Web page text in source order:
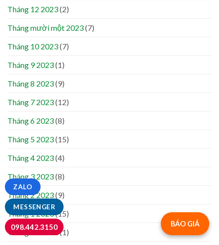
Tháng 12 2023(2)
Tháng mười một 2023(7)
Tháng 10 2023(7)
Tháng 9 2023(1)
Tháng 8 2023(9)
Tháng 7 2023(12)
Tháng 6 2023(8)
Tháng 5 2023(15)
Tháng 4 2023(4)
Tháng 3 2023(8)
Tháng 2 2023(9)
Tháng 1 2023(15)
Tháng 12 2022(1)
BÁO GIÁ
MESSENGER
ZALO
098.442.3150